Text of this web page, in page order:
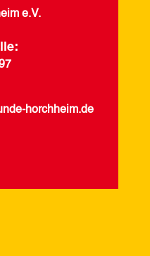
e.V.
horchheim.de